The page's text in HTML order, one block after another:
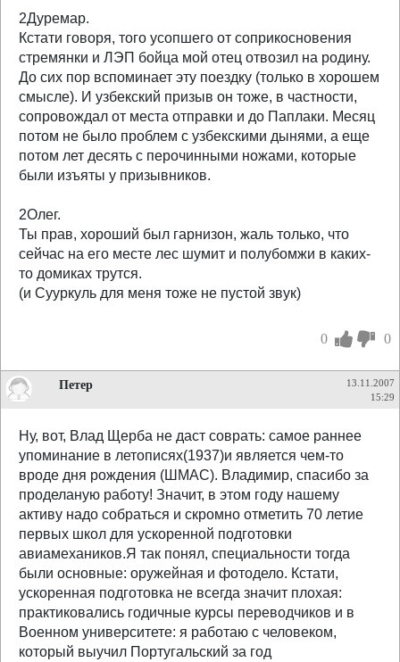
2Дуремар.
Кстати говоря, того усопшего от соприкосновения
стремянки и ЛЭП бойца мой отец отвозил на родину.
До сих пор вспоминает эту поездку (только в хорошем
смысле). И узбекский призыв он тоже, в частности,
сопровождал от места отправки и до Паплаки. Месяц
потом не было проблем с узбекскими дынями, а еще
потом лет десять с перочинными ножами, которые
были изъяты у призывников.
2Олег.
Ты прав, хороший был гарнизон, жаль только, что
сейчас на его месте лес шумит и полубомжи в каких-
то домиках трутся.
(и Сууркуль для меня тоже не пустой звук)
0 0
Петер
13.11.2007
15:29
Ну, вот, Влад Щерба не даст соврать: самое раннее
упоминание в летописях(1937)и является чем-то
вроде дня рождения (ШМАС). Владимир, спасибо за
проделаную работу! Значит, в этом году нашему
активу надо собраться и скромно отметить 70 летие
первых школ для ускоренной подготовки
авиамехаников.Я так понял, специальности тогда
были основные: оружейная и фотодело. Кстати,
ускоренная подготовка не всегда значит плохая:
практиковались годичные курсы переводчиков и в
Военном университете: я работаю с человеком,
который выучил Португальский за год